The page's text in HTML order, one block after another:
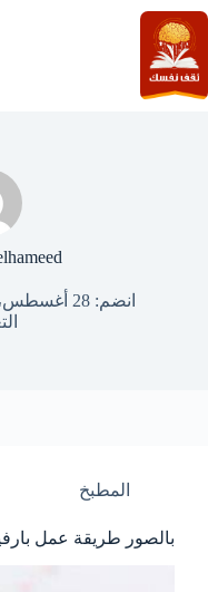
التجاوز
إلى
المحتوى
انضم: 28 أغسطس، 2013
المطبخ
بالصور طريقة عمل